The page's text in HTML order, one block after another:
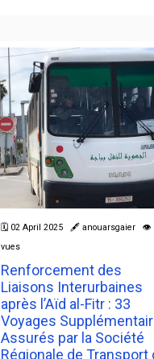
🗓 02 April 2025 🖋 anouarsgaier 👁
vues
Renforcement des
Liaisons Interurbaines
après l’Aïd al-Fitr : 33
Voyages
Assurés par la Société
Régionale de Transport